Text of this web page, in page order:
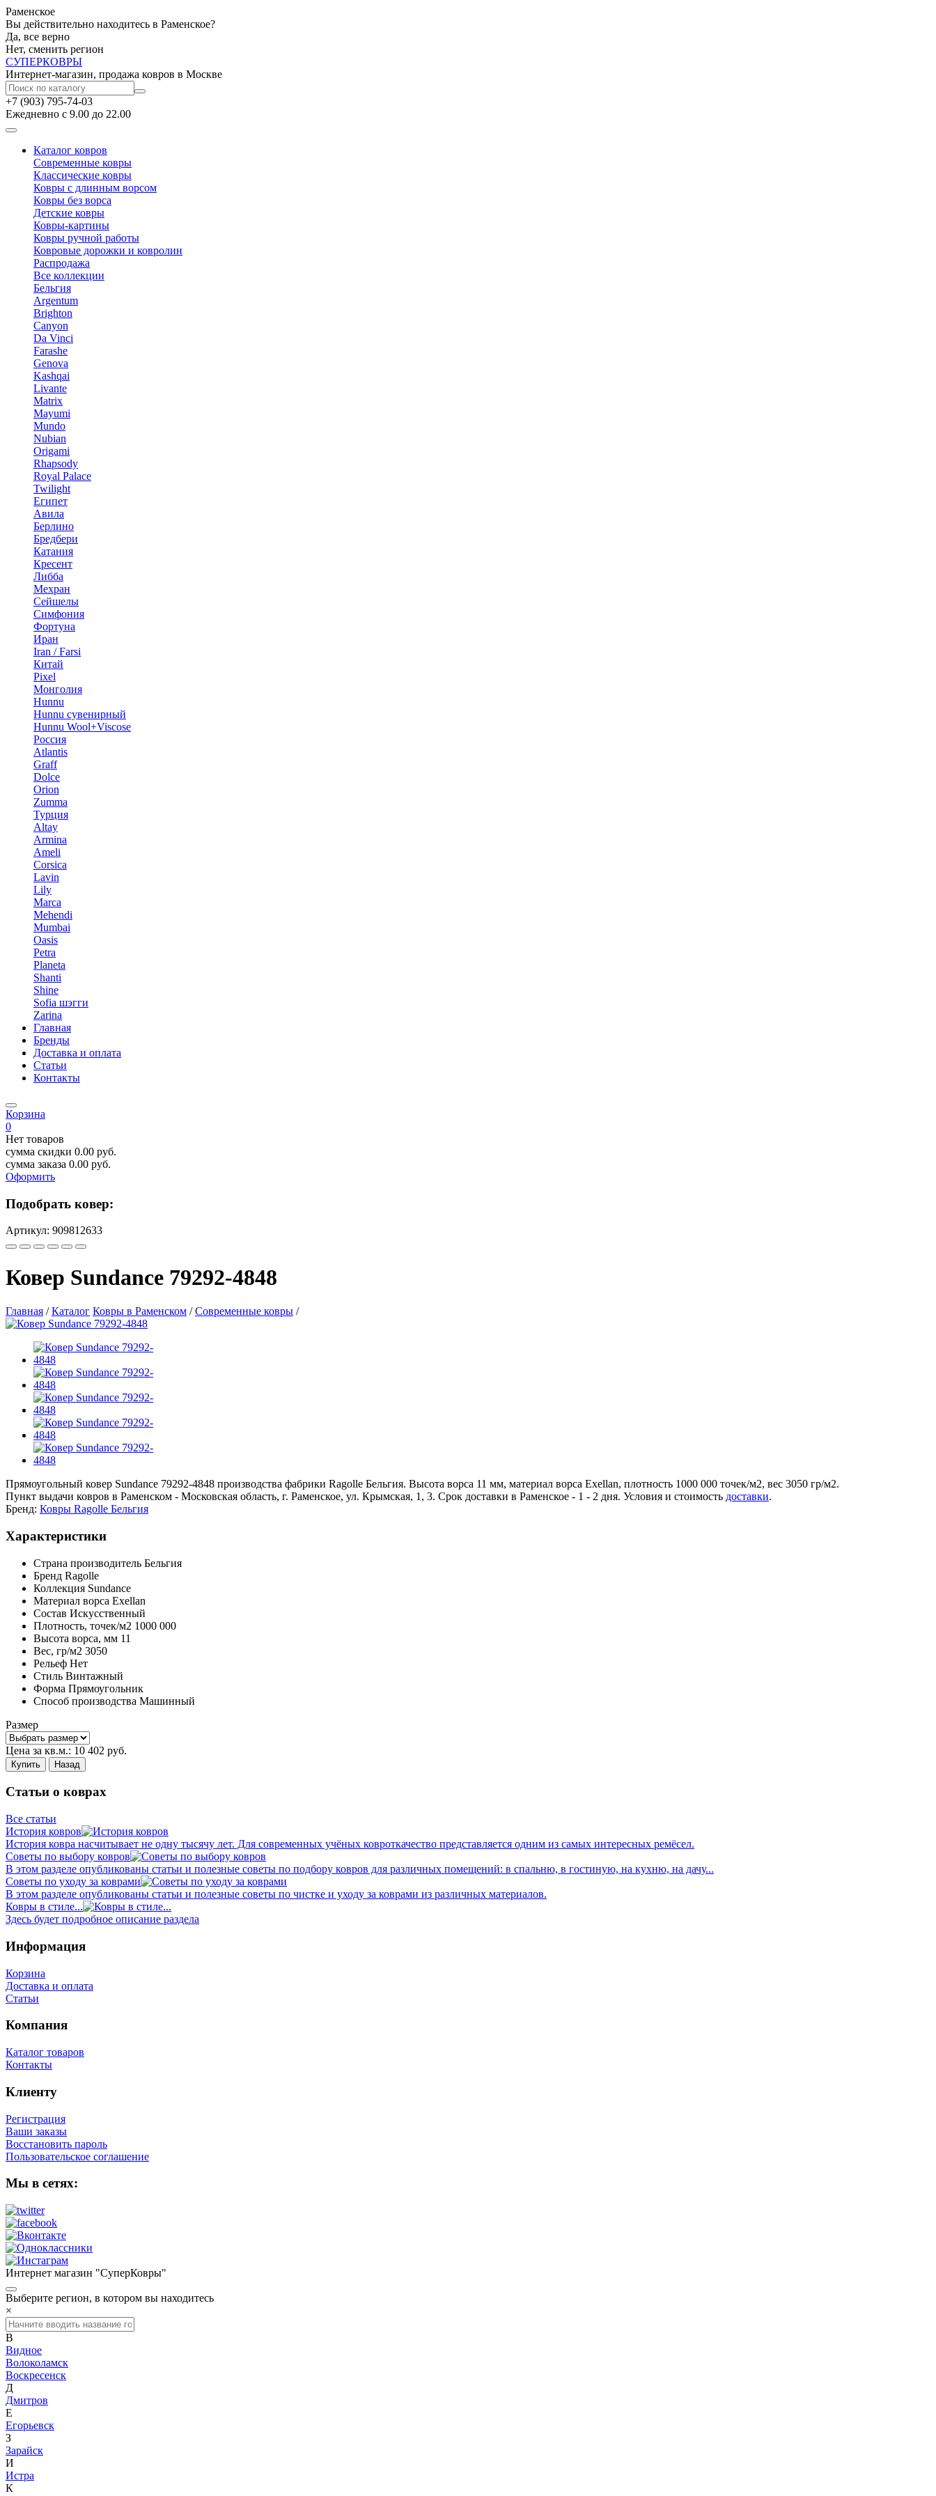
Раменское
Вы действительно находитесь в Раменское?
Да, все верно
Нет, сменить регион
СУПЕРКОВРЫ
Интернет-магазин, продажа ковров в Москве
+7 (903) 795-74-03
Ежедневно с 9.00 до 22.00
Каталог ковров
Современные ковры
Классические ковры
Ковры с длинным ворсом
Ковры без ворса
Детские ковры
Ковры-картины
Ковры ручной работы
Ковровые дорожки и ковролин
Распродажа
Все коллекции
Бельгия
Argentum
Brighton
Canyon
Da Vinci
Farashe
Genova
Kashqai
Livante
Matrix
Mayumi
Mundo
Nubian
Origami
Rhapsody
Royal Palace
Twilight
Египет
Авила
Берлино
Бредбери
Катания
Кресент
Либба
Мехран
Сейшелы
Симфония
Фортуна
Иран
Iran / Farsi
Китай
Pixel
Монголия
Hunnu
Hunnu сувенирный
Hunnu Wool+Viscose
Россия
Atlantis
Graff
Dolce
Orion
Zumma
Турция
Altay
Armina
Ameli
Corsica
Lavin
Lily
Marca
Mehendi
Mumbai
Oasis
Petra
Planeta
Shanti
Shine
Sofia шэгги
Zarina
Главная
Бренды
Доставка и оплата
Статьи
Контакты
Корзина
0
Нет товаров
сумма скидки 0.00 руб.
сумма заказа 0.00 руб.
Оформить
Подобрать ковер:
Артикул: 909812633
Ковер Sundance 79292-4848
Главная / Каталог Ковры в Раменском / Современные ковры /
Прямоугольный ковер Sundance 79292-4848 производства фабрики Ragolle Бельгия. Высота ворса 11 мм, материал ворса Exellan, плотность 1000 000 точек/м2, вес 3050 гр/м2.
Пункт выдачи ковров в Раменском - Московская область, г. Раменское, ул. Крымская, 1, 3. Срок доставки в Раменское - 1 - 2 дня. Условия и стоимость доставки.
Бренд: Ковры Ragolle Бельгия
Характеристики
Страна производитель Бельгия
Бренд Ragolle
Коллекция Sundance
Материал ворса Exellan
Состав Искусственный
Плотность, точек/м2 1000 000
Высота ворса, мм 11
Вес, гр/м2 3050
Рельеф Нет
Стиль Винтажный
Форма Прямоугольник
Способ производства Машинный
Размер
Цена за кв.м.: 10 402 руб.
Купить Назад
Статьи о коврах
Все статьи
История ковров
История ковра насчитывает не одну тысячу лет. Для современных учёных ковроткачество представляется одним из самых интересных ремёсел.
Советы по выбору ковров
В этом разделе опубликованы статьи и полезные советы по подбору ковров для различных помещений: в спальню, в гостиную, на кухню, на дачу...
Советы по уходу за коврами
В этом разделе опубликованы статьи и полезные советы по чистке и уходу за коврами из различных материалов.
Ковры в стиле...
Здесь будет подробное описание раздела
Информация
Корзина
Доставка и оплата
Статьи
Компания
Каталог товаров
Контакты
Клиенту
Регистрация
Ваши заказы
Восстановить пароль
Пользовательское соглашение
Мы в сетях:
Интернет магазин "СуперКовры"
Выберите регион, в котором вы находитесь
×
В
Видное
Волоколамск
Воскресенск
Д
Дмитров
Е
Егорьевск
З
Зарайск
И
Истра
К